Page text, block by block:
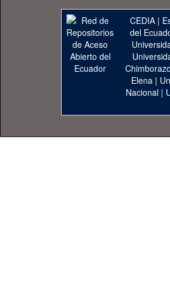
CEDIA |
del
Chimborazo
Elena |
Nacional |